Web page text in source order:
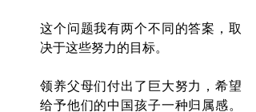
这个问题我有两个不同的答案，取
决于这些努力的目标。
领养父母们付出了巨大努力，希望
给予他们的中国孩子一种归属感。